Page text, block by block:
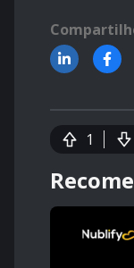
1